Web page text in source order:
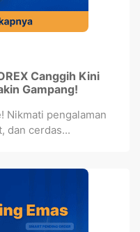
Canggih Kini
Gampang!
Nikmati pengalaman
dan cerdas...